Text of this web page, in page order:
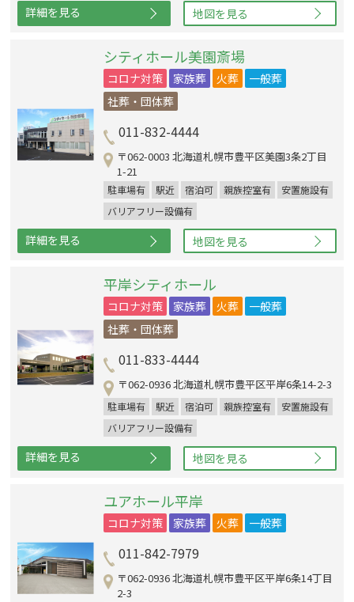
詳細を見る 地図を見る
シティホール美園斎場
コロナ対策 家族葬 火葬
一般葬
社葬・団体葬
011-832-4444
〒062-0003 北海道札幌市豊平区美園3条2丁目
1-21
駐車場有 駅近 宿泊可 親族控室有
安置施設有
バリアフリー設備有
詳細を見る 地図を見る
平岸シティホール
コロナ対策 家族葬 火葬
一般葬
社葬・団体葬
011-833-4444
〒062-0936 北海道札幌市豊平区平岸6条14-2-3
駐車場有 駅近 宿泊可 親族控室有
安置施設有
バリアフリー設備有
詳細を見る 地図を見る
ユアホール平岸
コロナ対策 家族葬 火葬 一般葬
011-842-7979
〒062-0936 北海道札幌市豊平区平岸6条14丁目
2-3